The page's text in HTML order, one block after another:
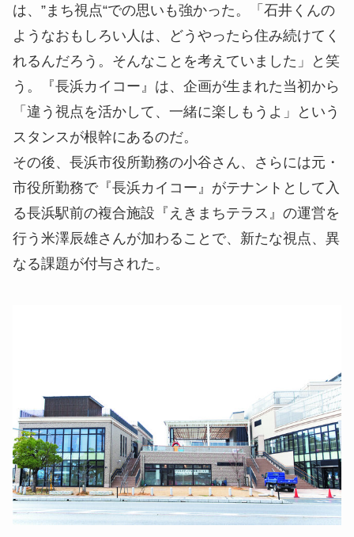
は、”まち視点“での思いも強かった。「石井くんの
ようなおもしろい人は、どうやったら住み続けてく
れるんだろう。そんなことを考えていました」と笑
う。『長浜カイコー』は、企画が生まれた当初から
「違う視点を活かして、一緒に楽しもうよ」という
スタンスが根幹にあるのだ。
その後、長浜市役所勤務の小谷さん、さらには元・
市役所勤務で『長浜カイコー』がテナントとして入
る長浜駅前の複合施設『えきまちテラス』の運営を
行う米澤辰雄さんが加わることで、新たな視点、異
なる課題が付与された。